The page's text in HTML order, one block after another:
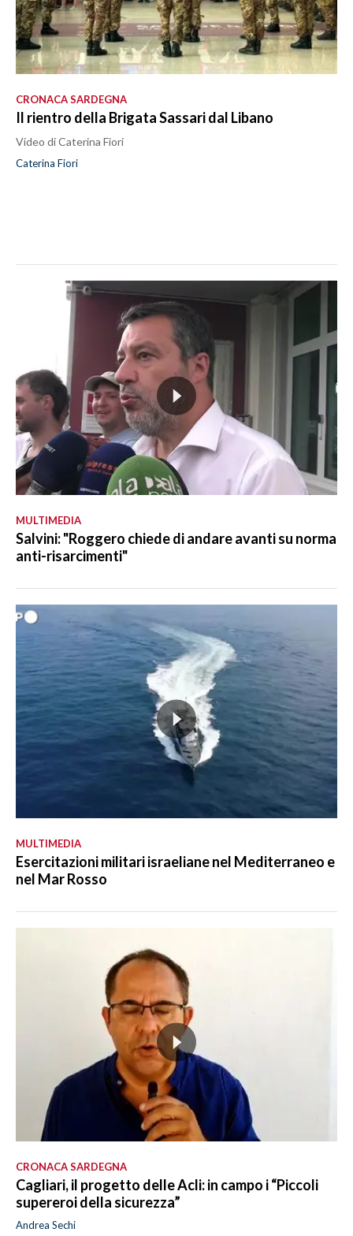
CRONACA SARDEGNA
Il rientro della Brigata Sassari dal Libano
Video di Caterina Fiori
Caterina Fiori
MULTIMEDIA
Salvini: "Roggero chiede di andare avanti su norma
anti-risarcimenti"
MULTIMEDIA
Esercitazioni militari israeliane nel Mediterraneo e
nel Mar Rosso
CRONACA SARDEGNA
Cagliari, il progetto delle Acli: in campo i “Piccoli
supereroi della sicurezza”
Andrea Sechi